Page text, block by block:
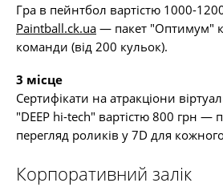
Гра в пейнтбол вартістю 1000-
Paintball.ck.ua — пакет "Оптимум"
команди (від 200 кульок).
3 місце
Сертифікати на атракціони
"DEEP hi-tech" вартістю 800 грн —
перегляд роликів у 7D для
Корпоративний залік